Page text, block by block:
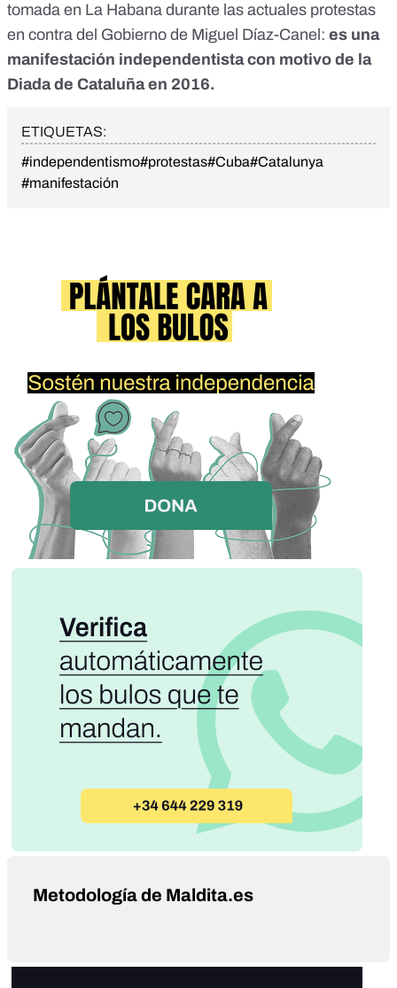
tomada en La Habana durante las actuales protestas
en contra del Gobierno de Miguel Díaz-Canel: es una
manifestación independentista con motivo de la
Diada de Cataluña en 2016.
ETIQUETAS:
#independentismo#protestas#Cuba#Catalunya
#manifestación
Metodología de Maldita.es